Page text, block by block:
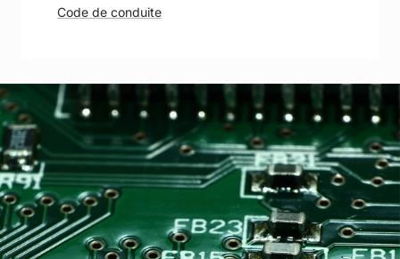
Code de conduite